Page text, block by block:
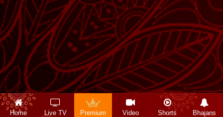
Home Live TV Premium Video Shorts Bhajans